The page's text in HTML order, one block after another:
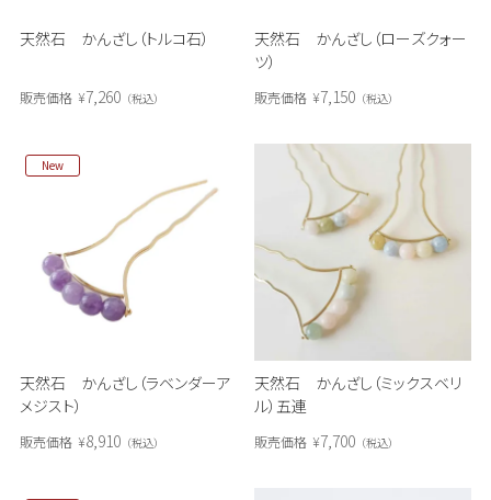
天然石 かんざし（トルコ石）
販売価格 ¥7,260 税込
天然石 かんざし（ローズクォー
ツ）
販売価格 ¥7,150 税込
天然石 かんざし（ラベンダーア
メジスト）
New
販売価格 ¥8,910 税込
天然石 かんざし（ミックスベリ
ル）五連
販売価格 ¥7,700 税込